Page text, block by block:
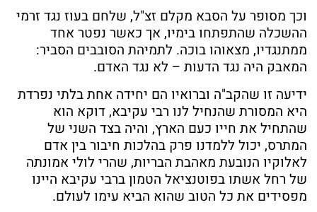
וכך מסופר על הסבא מקלם זצ"ל, שלחם בעוז נגד זרמי
ההשכלה שהתפתחו בימיו, אך כאשר נפטר אחד
ממתנגדיו, מצאוהו בוכה. לתמיהת הסובבים הסביר:
המאבק היה נגד הדעות – לא נגד האדם.
ידיעה זו שהקב"ה וברואיו הם יחידה אחת בלתי נפרדת
היא המסורת שהנחיל לנו רבי עקיבא, דוקא הוא
שהתחיל את חייו כעם הארץ, והיה בצד השני של
המתרס, יכול ללמדנו פרק בהלכות חיבור בין אדם
לאלוקיו הנובעת מאהבת הבריות, שהרי לולי אמונתה
של רחל אשתו בפוטנציאל הטמון ברבי עקיבא היינו
מפסידים את כל הטוב שהוא הביא עימו לעולם.